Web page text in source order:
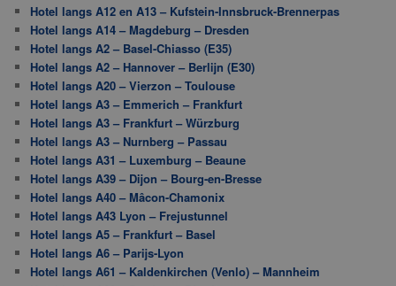
Hotel langs A12 en A13 – Kufstein-Innsbruck-Brennerpas
Hotel langs A14 – Magdeburg – Dresden
Hotel langs A2 – Basel-Chiasso (E35)
Hotel langs A2 – Hannover – Berlijn (E30)
Hotel langs A20 – Vierzon – Toulouse
Hotel langs A3 – Emmerich – Frankfurt
Hotel langs A3 – Frankfurt – Würzburg
Hotel langs A3 – Nurnberg – Passau
Hotel langs A31 – Luxemburg – Beaune
Hotel langs A39 – Dijon – Bourg-en-Bresse
Hotel langs A40 – Mâcon-Chamonix
Hotel langs A43 Lyon – Frejustunnel
Hotel langs A5 – Frankfurt – Basel
Hotel langs A6 – Parijs-Lyon
Hotel langs A61 – Kaldenkirchen (Venlo) – Mannheim